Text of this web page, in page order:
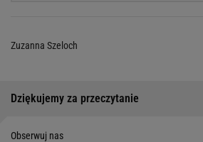
Zuzanna Szeloch
Dziękujemy za przeczytanie
Obserwuj nas